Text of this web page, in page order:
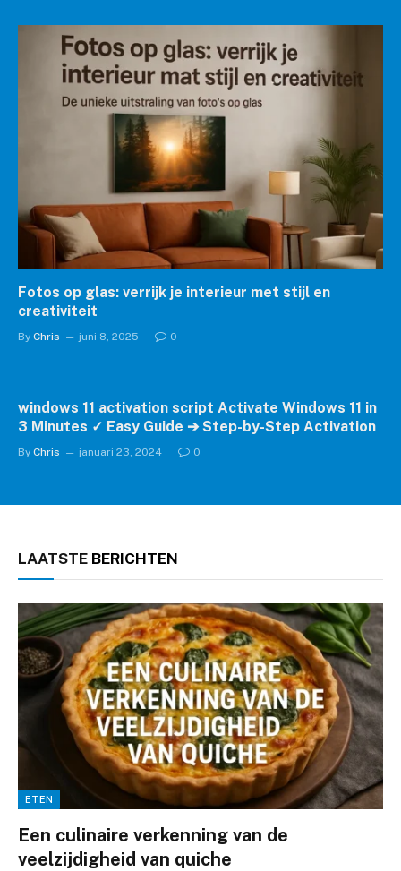
Fotos op glas: verrijk je interieur met stijl en
creativiteit
By Chris juni 8, 2025 0
windows 11 activation script Activate Windows 11 in
3 Minutes ✓ Easy Guide ➔ Step-by-Step Activation
By Chris januari 23, 2024 0
LAATSTE BERICHTEN
ETEN
Een culinaire verkenning van de
veelzijdigheid van quiche